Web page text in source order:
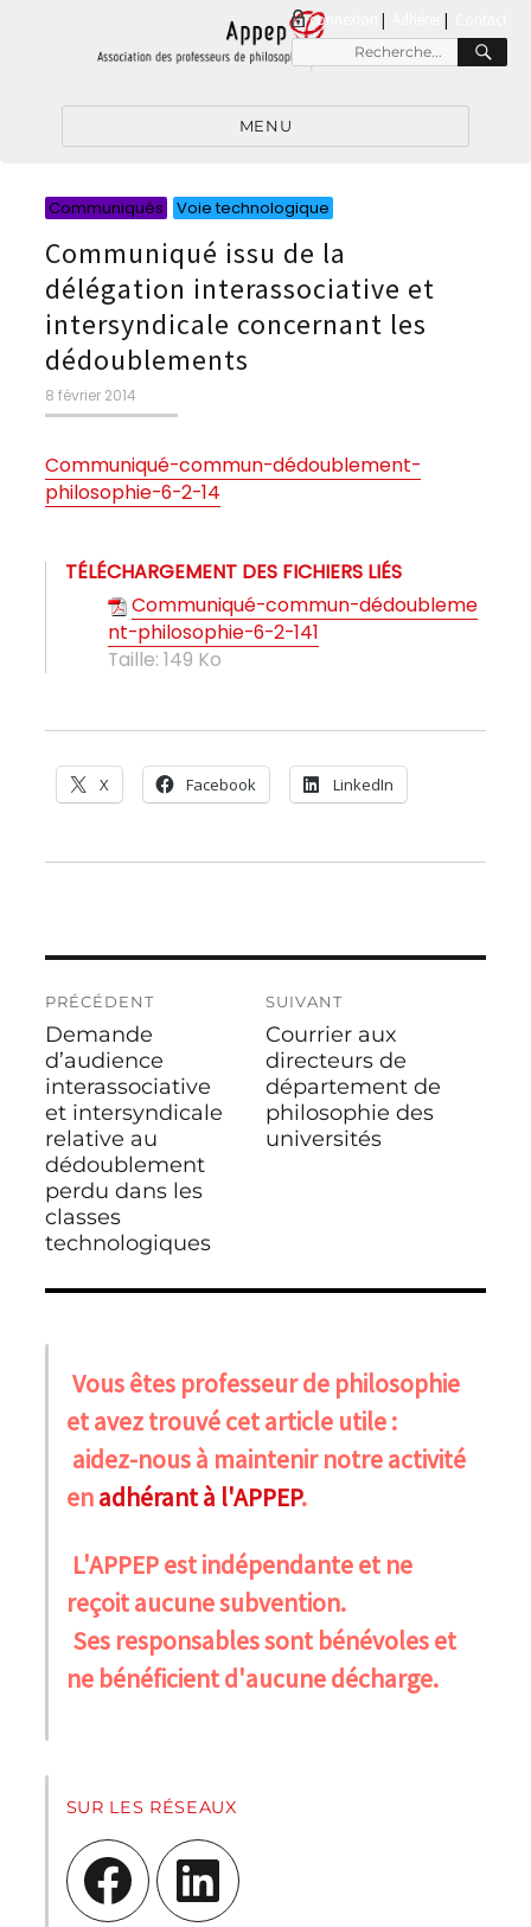
connexion |
Recherche
pour
MENU
Communiqués Voie technologique
Communiqué issu de la
délégation interassociative et
intersyndicale concernant les
dédoublements
Publié
le
8 février 2014
Communiqué-commun-dédoublement-
philosophie-6-2-14
TÉLÉCHARGEMENT DES FICHIERS LIÉS
Communiqué-commun-dédoubleme
nt-philosophie-6-2-141
Taille: 149 Ko
X Facebook LinkedIn
de
l’article
PRÉCÉDENT
Publication
précédente :
Demande
d’audience
interassociative
et intersyndicale
relative au
dédoublement
perdu dans les
classes
technologiques
SUIVANT
Publication
suivante :
Courrier aux
directeurs de
département de
philosophie des
universités
Vous êtes professeur de philosophie
et avez trouvé cet article utile :
aidez-nous à maintenir notre activité
enadhérant à l'APPEP.
L'APPEP est indépendante et ne
reçoit aucune subvention.
Ses responsables sont bénévoles et
ne bénéficient d'aucune décharge.
SUR LES RÉSEAUX
Facebook LinkedIn